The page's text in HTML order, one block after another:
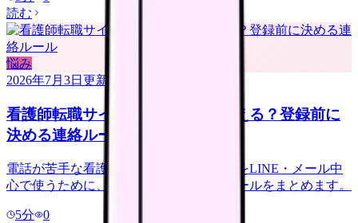
読む
悩み
2026年7月3日 更新
看護師転職サイトは電話なしで使える？登録前に
決める連絡ルール
電話が苦手な看護師さんへ。転職サイトをLINE・メール中
心で使うために、登録前に決める連絡ルールをまとめます。
5分
0